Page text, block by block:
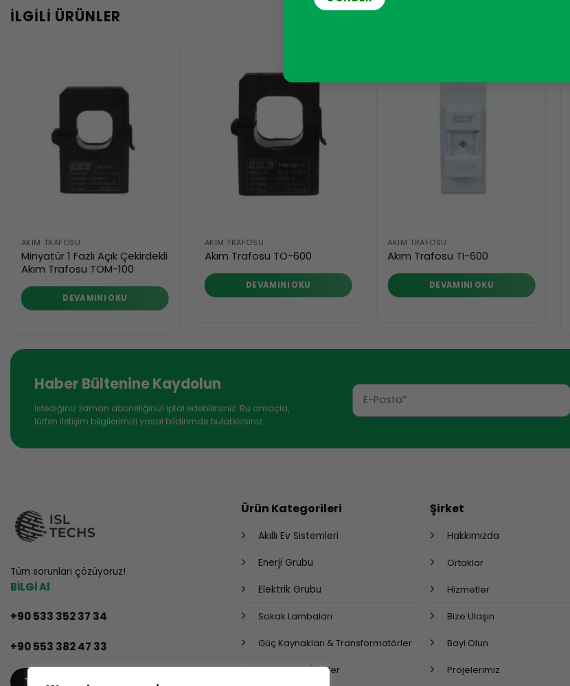
İLGILI ÜRÜNLER
AKIM TRAFOSU
Minyatür 1 Fazlı Açık Çekirdekli
Akım Trafosu TOM-100
DEVAMINI OKU
AKIM TRAFOSU
Akım Trafosu TO-600
DEVAMINI OKU
AKIM TRAFOSU
Akım Trafosu TI-600
DEVAMINI OKU
Haber Bültenine Kaydolun
İstediğiniz zaman aboneliğinizi iptal edebilirsiniz. Bu amaçla,
lütfen iletişim bilgilerimizi yasal bildirimde bulabilirsiniz.
Tüm sorunları çözüyoruz!
BİLGİ Al
+90 533 352 37 34
+90 553 382 47 33
TEKLIF AL
Ürün Kategorileri
Akıllı Ev Sistemleri
Enerji Grubu
Elektrik Grubu
Sokak Lambaları
Güç Kaynakları & Transformatörler
Endüstriyel Ürünler
Şirket
Hakkımızda
Ortaklar
Hizmetler
Bize Ulaşın
Bayi Olun
Projelerimiz